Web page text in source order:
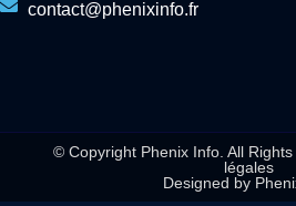
contact@phenixinfo.fr
© Copyright Phenix Info. All
légales
Designed by